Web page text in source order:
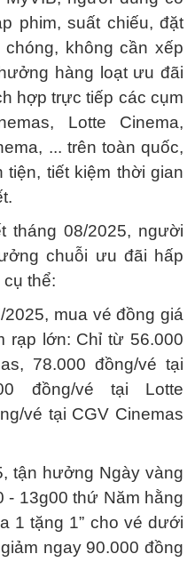
phim, suất chiếu, đặt
không cần xếp
hàng loạt ưu đãi
hợp trực tiếp các cụm
Lotte Cinema,
... trên toàn quốc,
tiết kiệm thời gian
tháng 08/2025, người
chuỗi ưu đãi hấp
thể:
mua vé đồng giá
rạp lớn: Chỉ từ 56.000
78.000 đồng/vé tại
đồng/vé tại Lotte
vé tại CGV Cinemas
tận hưởng Ngày vàng
- 13g00 thứ Năm hằng
1 tặng 1” cho vé dưới
ngay 90.000 đồng